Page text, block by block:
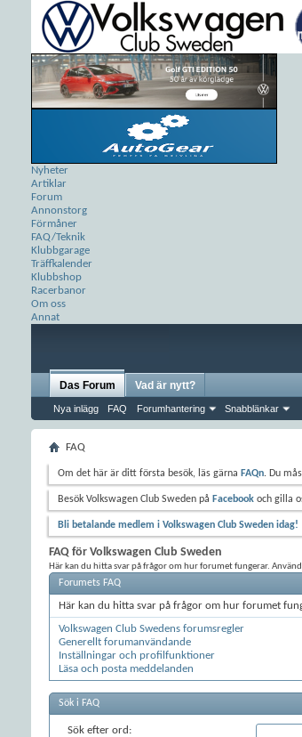
Nyheter
Artiklar
Forum
Annonstorg
Förmåner
FAQ/Teknik
Klubbgarage
Träffkalender
Klubbshop
Racerbanor
Om oss
Annat
Das Forum
Nya inlägg FAQ Forumhantering Snabblänkar
Vad är nytt?
FAQ
Om det här är ditt första besök, läs gärna FAQn. Du
Besök Volkswagen Club Sweden på Facebook och gilla
Bli betalande medlem i Volkswagen Club Sweden idag!
FAQ för Volkswagen Club Sweden
Här kan du hitta svar på frågor om hur forumet fungerar.
Forumets FAQ
Här kan du hitta svar på frågor om hur forumet
Volkswagen Club Swedens forumsregler
Generellt forumanvändande
Inställningar och profilfunktioner
Läsa och posta meddelanden
Sök i FAQ
Sök efter ord: